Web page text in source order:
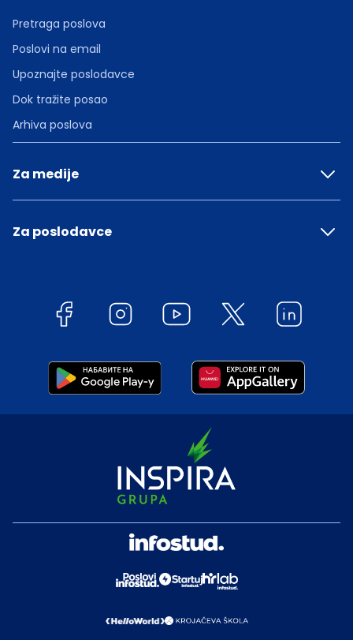
Pretraga poslova
Poslovi na email
Upoznajte poslodavce
Dok tražite posao
Arhiva poslova
Za medije
Za poslodavce